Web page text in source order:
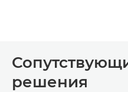
решения